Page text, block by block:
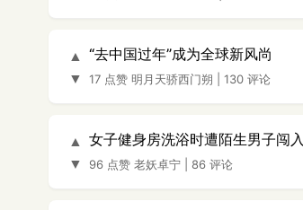
▲
▼
“去中国过年”成为全球新风尚
17 点赞 明月天骄西门朔 130 评论
▲
▼
女子健身房洗浴时遭陌生男子闯入
96 点赞 老妖卓宁 86 评论